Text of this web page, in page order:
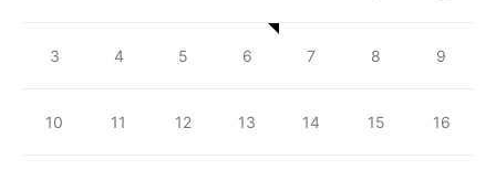
3 4 5 6 7 8 9
10 11 12 13 14 15 16